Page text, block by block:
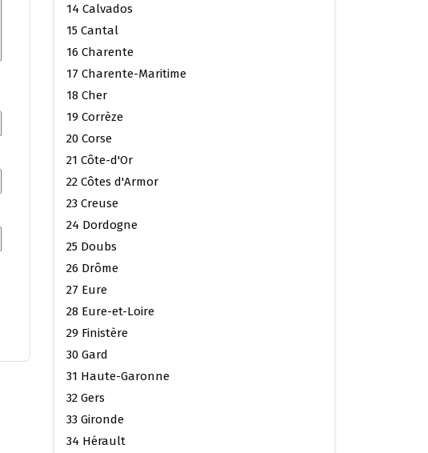
14 Calvados
15 Cantal
16 Charente
17 Charente-Maritime
18 Cher
19 Corrèze
20 Corse
21 Côte-d'Or
22 Côtes d'Armor
23 Creuse
24 Dordogne
25 Doubs
26 Drôme
27 Eure
28 Eure-et-Loire
29 Finistère
30 Gard
31 Haute-Garonne
32 Gers
33 Gironde
34 Hérault